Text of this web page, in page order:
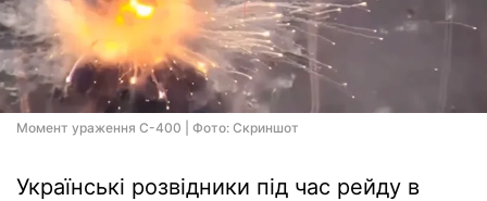
Момент ураження С-400 | Фото: Скриншот
Українські розвідники під час рейду в